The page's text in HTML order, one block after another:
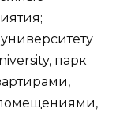
парк